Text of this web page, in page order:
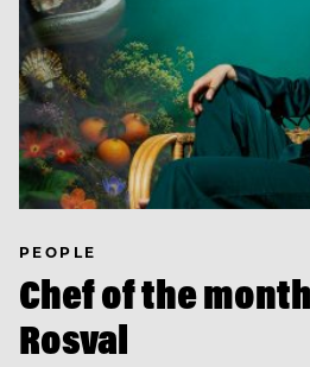
PEOPLE
Chef of the
Rosval